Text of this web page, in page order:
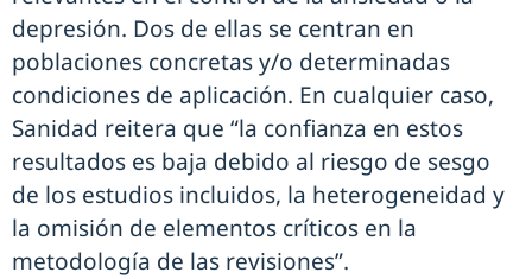
depresión. Dos de ellas se centran en
poblaciones concretas y/o determinadas
condiciones de aplicación. En cualquier caso,
Sanidad reitera que “la confianza en estos
resultados es baja debido al riesgo de sesgo
de los estudios incluidos, la heterogeneidad y
la omisión de elementos críticos en la
metodología de las revisiones”.